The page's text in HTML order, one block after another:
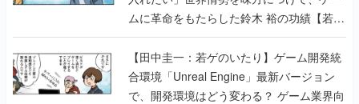
ムに革命をもたらした鈴木 裕の功績【若ゲ
のいたり】
【田中圭一：若ゲのいたり】ゲーム開発統
合環境「Unreal Engine」最新バージョン
で、開発環境はどう変わる？ ゲーム業界向